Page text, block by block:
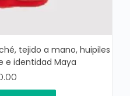
tejido a mano, huipiles
e identidad Maya